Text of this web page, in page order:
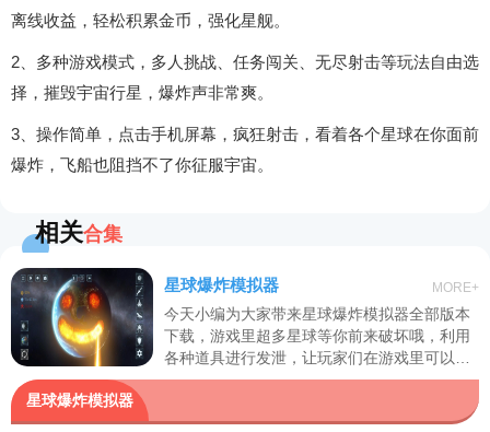
离线收益，轻松积累金币，强化星舰。
2、多种游戏模式，多人挑战、任务闯关、无尽射击等玩法自由选
择，摧毁宇宙行星，爆炸声非常爽。
3、操作简单，点击手机屏幕，疯狂射击，看着各个星球在你面前
爆炸，飞船也阻挡不了你征服宇宙。
相关合集
星球爆炸模拟器 MORE+
今天小编为大家带来星球爆炸模拟器全部版本
下载，游戏里超多星球等你前来破坏哦，利用
各种道具进行发泄，让玩家们在游戏里可以得
到很好的放松哦，可以说是老少皆宜哦，喜欢
星球爆炸模拟器